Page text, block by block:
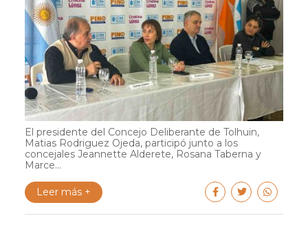
El presidente del Concejo Deliberante de Tolhuin,
Matias Rodriguez Ojeda, participó junto a los
concejales Jeannette Alderete, Rosana Taberna y
Marce...
Leer más +